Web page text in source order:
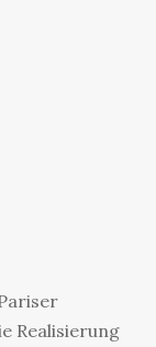
Realisierung